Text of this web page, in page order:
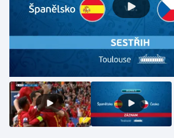
Plážový volejbal
Ragby
Rychlostní kanoistika
Short track